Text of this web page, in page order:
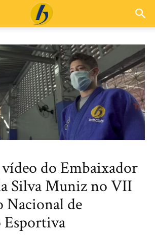
do Embaixador
Silva Muniz no VII
Nacional de
Esportiva